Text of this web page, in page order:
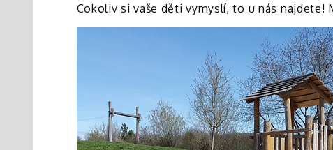
Cokoliv si vaše děti vymyslí, to u nás najdete!